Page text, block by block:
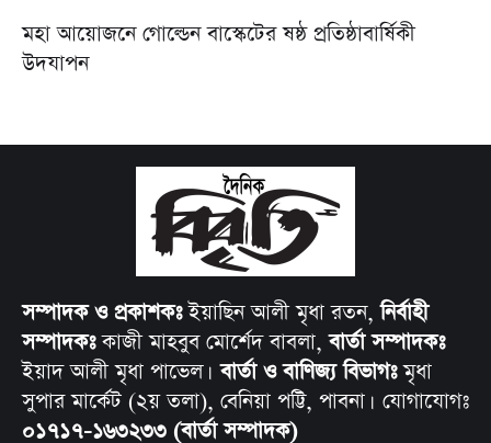
মহা আয়োজনে গোল্ডেন বাস্কেটের ষষ্ঠ প্রতিষ্ঠাবার্ষিকী
উদযাপন
সম্পাদক ও প্রকাশকঃইয়াছিন আলী মৃধা রতন,নির্বাহী
সম্পাদকঃকাজী মাহবুব মোর্শেদ বাবলা,বার্তা সম্পাদকঃ
ইয়াদ আলী মৃধা পাভেল।বার্তা ও বাণিজ্য বিভাগঃমৃধা
সুপার মার্কেট (২য় তলা), বেনিয়া পট্টি, পাবনা। যোগাযোগঃ
০১৭১৭-১৬৩২৩৩ (বার্তা সম্পাদক)